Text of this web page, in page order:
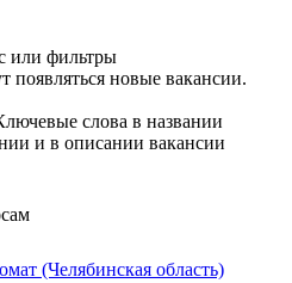
или фильтры
появляться новые вакансии.
слова в названии
и в описании вакансии
(Челябинская область)